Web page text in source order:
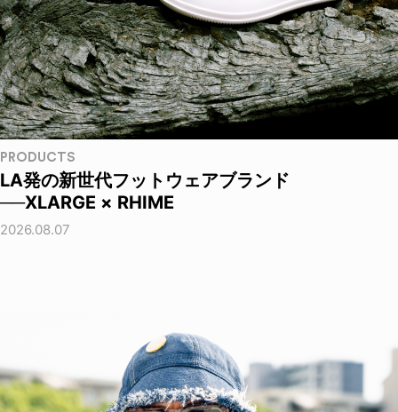
PRODUCTS
LA発の新世代フットウェアブランド
──XLARGE × RHIME
2026.08.07